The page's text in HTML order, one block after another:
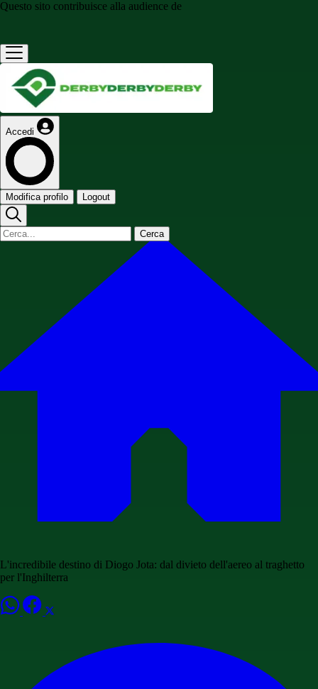
Questo sito contribuisce alla audience de
Accedi
Modifica profilo Logout
Cerca
L'incredibile destino di Diogo Jota: dal divieto dell'aereo al traghetto
per l'Inghilterra